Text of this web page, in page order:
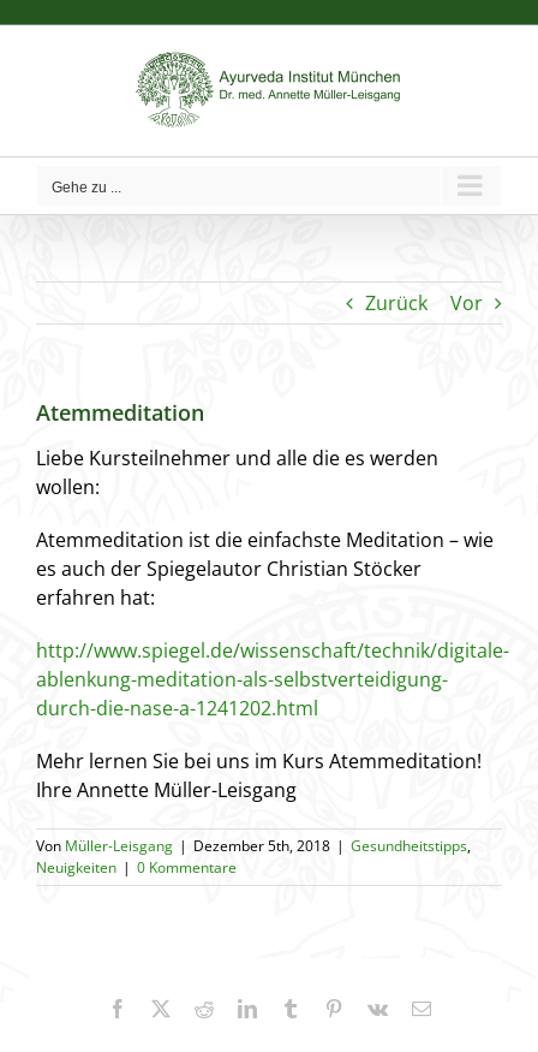
Gehe zu ...
Zurück Vor
Atemmeditation
Liebe Kursteilnehmer und alle die es werden
wollen:
Atemmeditation ist die einfachste Meditation – wie
es auch der Spiegelautor Christian Stöcker
erfahren hat:
http://www.spiegel.de/wissenschaft/technik/digitale-
ablenkung-meditation-als-selbstverteidigung-
durch-die-nase-a-1241202.html
Mehr lernen Sie bei uns im Kurs Atemmeditation!
Ihre Annette Müller-Leisgang
Von Müller-Leisgang | Dezember 5th, 2018 | Gesundheitstipps,
Neuigkeiten | 0 Kommentare
Facebook
X RedditLinkedInTumblr Pinterest
Vk
E-